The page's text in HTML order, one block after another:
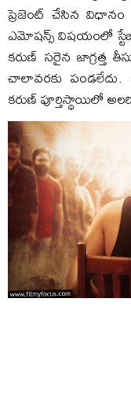
ప్రెజెంట్ చేసిన
ఎమోషన్స్ విషయంలో
కరుణ్ సరైన జాగ్రత్త
చాలావరకు పండలేదు.
కరుణ్ పూర్తిస్థాయిలో